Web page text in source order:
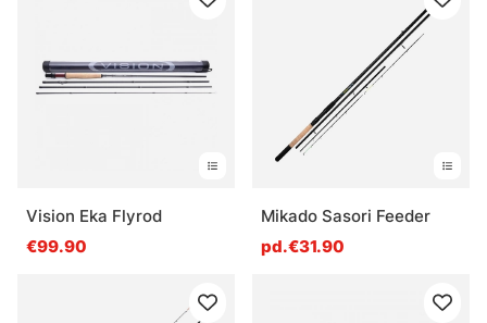
Vision Eka Flyrod
€99.90
Mikado Sasori Feeder
pd.€31.90